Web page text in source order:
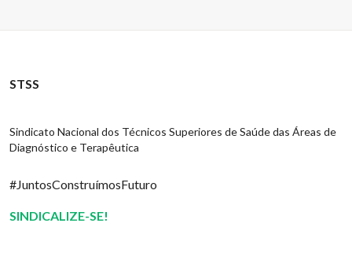
STSS
Sindicato Nacional dos Técnicos Superiores de Saúde das Áreas de
Diagnóstico e Terapêutica
#JuntosConstruímosFuturo
SINDICALIZE-SE!